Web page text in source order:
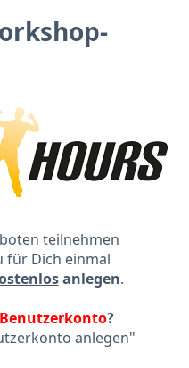
teilnehmen
für Dich einmal
anlegen.
Benutzerkonto?
anlegen"